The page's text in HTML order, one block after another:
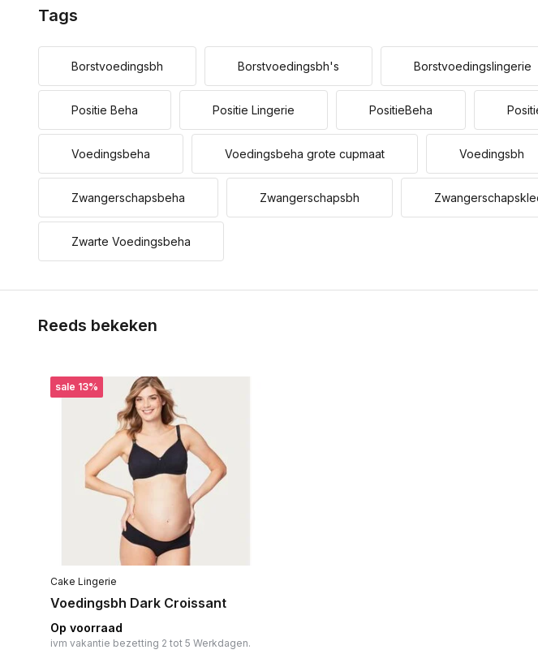
Tags
Borstvoedingsbh Borstvoedingsbh's Borstvoedingslingerie
Positie Beha Positie Lingerie PositieBeha
Voedingsbeha Voedingsbeha grote cupmaat Voedingsbh
Zwangerschapsbeha Zwangerschapsbh
Zwarte Voedingsbeha
Reeds bekeken
sale 13%
Cake Lingerie
Voedingsbh Dark Croissant
Op voorraad
ivm vakantie bezetting 2 tot 5 Werkdagen.